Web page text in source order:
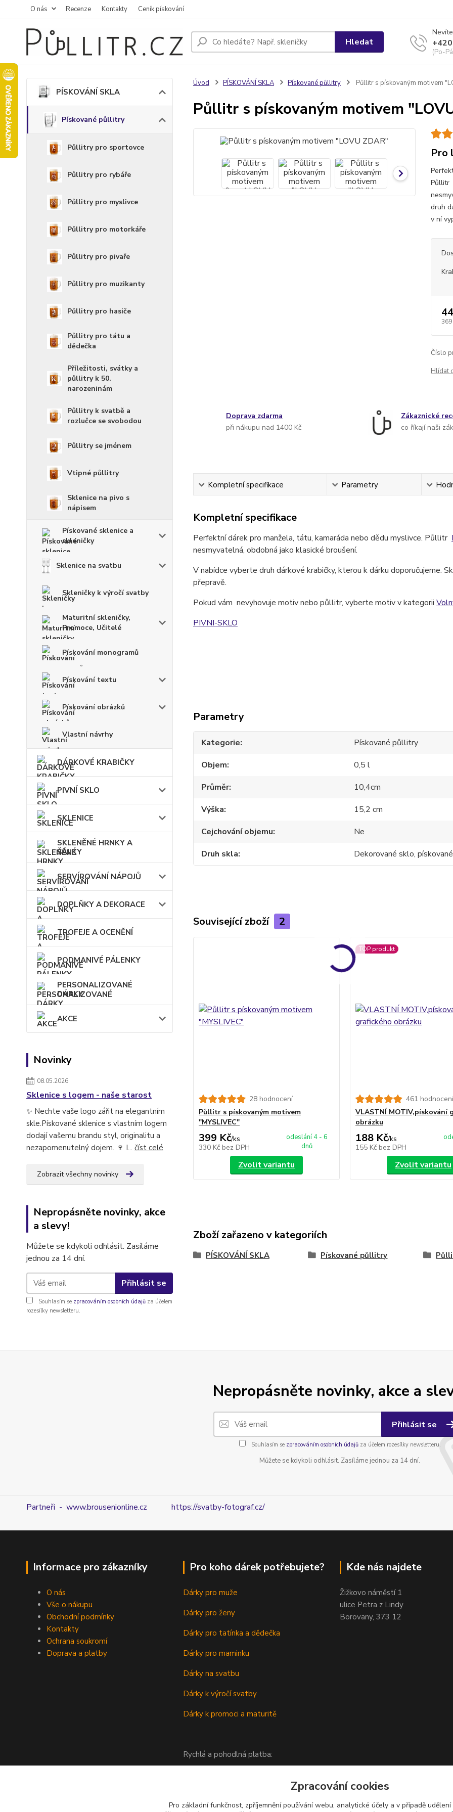
O nás Recenze Kontakty Ceník pískování
Hledat
(Po-
PÍSKOVÁNÍ SKLA
Pískované půllitry
Půllitry pro sportovce
Půllitry pro rybáře
Půllitry pro myslivce
Půllitry pro motorkáře
Půllitry pro pivaře
Půllitry pro muzikanty
Půllitry pro hasiče
Půllitry pro tátu a
dědečka
Příležitosti, svátky a
půllitry k 50.
narozeninám
Půllitry k svatbě a
rozlučce se svobodou
Půllitry se jménem
Vtipné půllitry
Sklenice na pivo s
nápisem
Pískované sklenice a
skleničky
Sklenice na svatbu
Skleničky k výročí svatby
Maturitní skleničky,
Promoce, Učitelé
Pískování monogramů
Pískování textu
Pískování obrázků
Vlastní návrhy
DÁRKOVÉ KRABIČKY
PIVNÍ SKLO
SKLENICE
SKLENĚNÉ HRNKY A
ŠÁLKY
SERVÍROVÁNÍ NÁPOJŮ
DOPLŇKY A DEKORACE
TROFEJE A OCENĚNÍ
PODMANIVÉ PÁLENKY
PERSONALIZOVANÉ
DÁRKY
AKCE
Novinky
08.05.2026
Sklenice s logem - naše starost
✨ Nechte vaše logo zářit na elegantním
skle.Pískované sklenice s vlastním logem
dodají vašemu brandu styl, originalitu a
nezapomenutelný dojem. 🍷 I... číst celé
Zobrazit všechny novinky
Nepropásněte novinky, akce
a slevy!
Můžete se kdykoli odhlásit. Zasíláme
jednou za 14 dní.
Přihlásit se
Souhlasím se zpracováním osobních údajů za účelem
rozesílky newsletteru.
Úvod PÍSKOVÁNÍ SKLA Pískované půllitry Půllitr s pískovaným motivem
Půllitr s pískovaným motivem
Pro
Půllitr
druh
v ní
369
Číslo
Hlídat
Doprava zdarma
při nákupu nad 1400 Kč
Zákaznické
co říkají naši
Kompletní specifikace Parametry
Kompletní specifikace
Perfektní dárek pro manžela, tátu, kamaráda nebo dědu myslivce. Půllitr
nesmyvatelná, obdobná jako klasické broušení.
V nabídce vyberte druh dárkové krabičky, kterou k dárku doporučujeme.
přepravě.
Pokud vám nevyhovuje motiv nebo půllitr, vyberte motiv v kategorii
PIVNI-SKLO
Parametry
Kategorie
Pískované půllitry
Objem
0,5 l
Průměr
10,4cm
Výška
15,2 cm
Cejchování objemu
Ne
Druh skla
Dekorované sklo,
Související zboží 2
28 hodnocení
Půllitr s pískovaným motivem
"MYSLIVEC"
399 Kč/ks
330 Kč bez DPH
odeslání 4 - 6
dnů
Zvolit variantu
TOP produkt
461 hodnocení
VLASTNÍ MOTIV,pískování
obrázku
188 Kč/ks
155 Kč bez DPH
Zvolit variantu
Zboží zařazeno v kategoriích
PÍSKOVÁNÍ SKLA Pískované půllitry
Nepropásněte novinky, akce a
Přihlásit se
Souhlasím se zpracováním osobních údajůza účelem rozesílky newsletteru.
Můžete se kdykoli odhlásit. Zasíláme jednou za 14 dní.
Partneři - www.brousenionline.cz https://svatby-fotograf.cz/
Informace pro zákazníky
O nás
Vše o nákupu
Obchodní podmínky
Kontakty
Ochrana soukromí
Doprava a platby
Pro koho dárek potřebujete?
Dárky pro muže
Dárky pro ženy
Dárky pro tatínka a dědečka
Dárky pro maminku
Dárky na svatbu
Dárky k výročí svatby
Dárky k promoci a maturitě
Rychlá a pohodlná platba:
Kde nás najdete
Žižkovo náměstí 1
ulice Petra z Lindy
Borovany, 373 12
Zpracování cookies
Pro základní funkčnost, zpříjemnění používání webu, analytické účely a v případě udělení